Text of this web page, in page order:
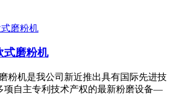
式磨粉机
粉机是我公司新近推出具有国际先进技
项自主专利技术产权的最新粉磨设备—